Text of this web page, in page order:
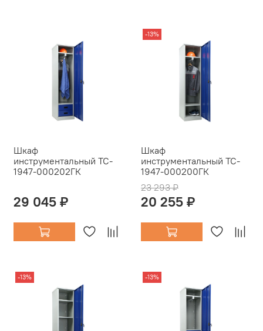
Шкаф
инструментальный TC-
1947-000202ГК
29 045 ₽
-13%
Шкаф
инструментальный TC-
1947-000200ГК
23 293 ₽
20 255 ₽
-13% -13%